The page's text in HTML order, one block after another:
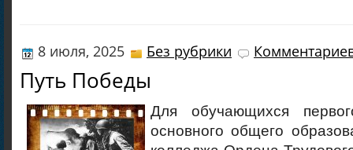
8 июля, 2025 Без рубрики
Путь Победы
Для обучающихся
основного общего